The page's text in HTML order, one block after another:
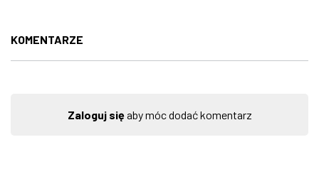
KOMENTARZE
Zaloguj sięaby móc dodać komentarz